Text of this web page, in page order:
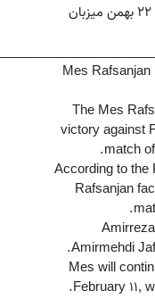
مسی‌ها در ادامه این دیدار‌ها چهارشنبه ۲۲ بهمن میزبان
Mes
The Mes
victory against
match
According to the
Rafsanjan
Amirmehdi
Mes will
February 11,